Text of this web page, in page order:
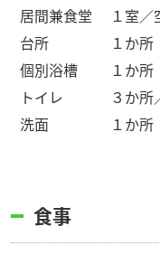
居間兼食堂
台所
個別浴槽
トイレ
洗面
１室／
１か所
１か所
３か
１か所
食事